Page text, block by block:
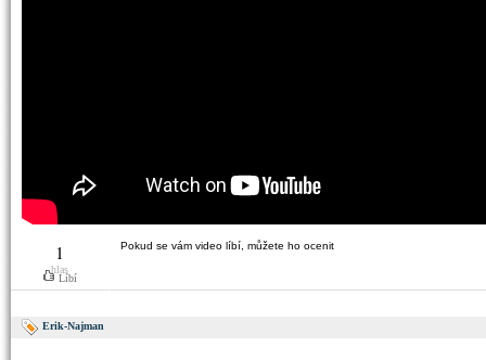
1
hlas
Líbí
Pokud se vám video líbí, můžete ho ocenit
Erik-Najman